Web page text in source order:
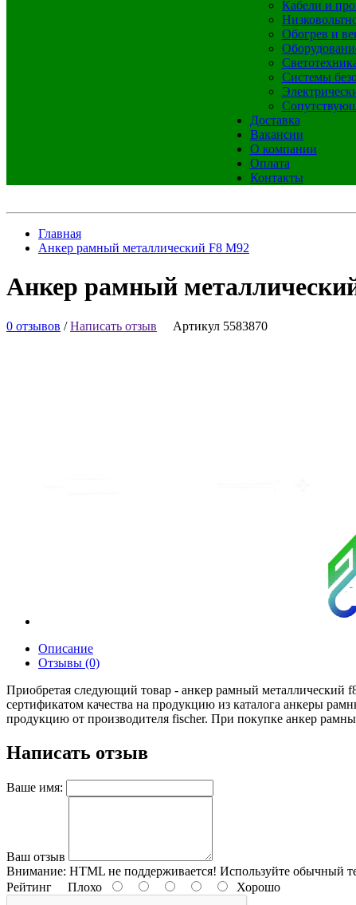
Кабели и
Обогрев и
Системы
Доставка
Вакансии
О компании
Оплата
Контакты
Главная
Анкер рамный металлический F8 M92
Анкер рамный
0 отзывов /Написать отзыв Артикул 5583870
Описание
Отзывы (0)
Приобретая следующий товар - анкер рамный металлический
сертификатом качества на продукцию из каталога анкеры
продукцию от производителя fischer. При покупке анкер
Написать отзыв
Ваше имя:
Ваш отзыв
Внимание: HTML не поддерживается! Используйте обычный
Рейтинг Плохо Хорошо